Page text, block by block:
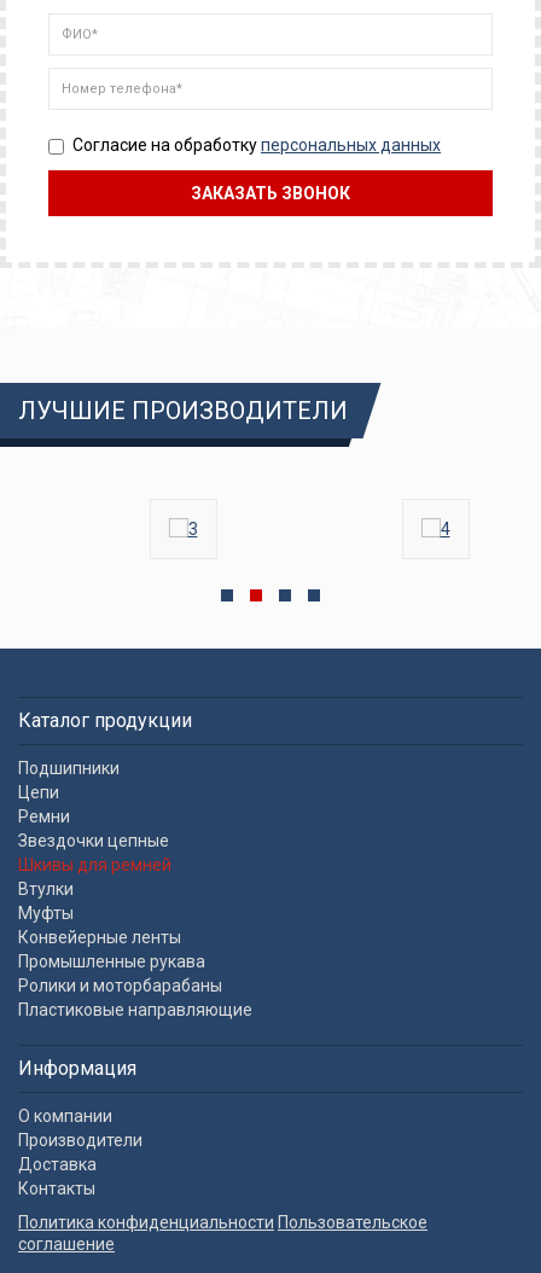
Согласие на обработкуперсональных данных
ЛУЧШИЕ ПРОИЗВОДИТЕЛИ
Каталог продукции
Подшипники
Цепи
Ремни
Звездочки цепные
Шкивы для ремней
Втулки
Муфты
Конвейерные ленты
Промышленные рукава
Ролики и моторбарабаны
Пластиковые направляющие
Информация
О компании
Производители
Доставка
Контакты
Политика конфиденциальности Пользовательское
соглашение